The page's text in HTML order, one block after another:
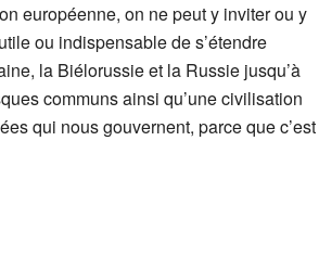
européenne, on ne peut y inviter ou y
ou indispensable de s’étendre
la Biélorussie et la Russie jusqu’à
communs ainsi qu’une civilisation
qui nous gouvernent, parce que c’est